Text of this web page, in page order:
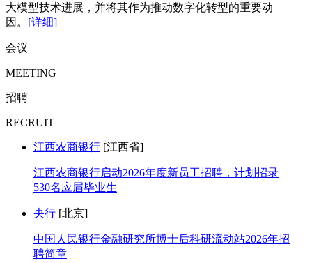
大模型技术进展，并将其作为推动数字化转型的重要动
因。 [详细]
会议
MEETING
招聘
RECRUIT
江西农商银行 [江西省]
江西农商银行启动2026年度新员工招聘，计划招录
530名应届毕业生
央行 [北京]
中国人民银行金融研究所博士后科研流动站2026年招
聘简章